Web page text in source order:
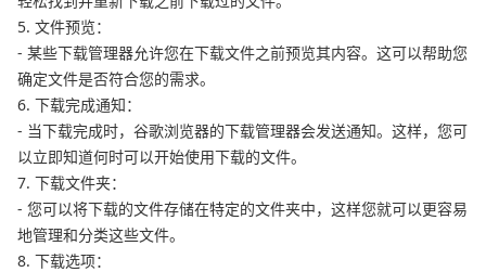
5. 文件预览：
- 某些下载管理器允许您在下载文件之前预览其内容。这可以帮助您
确定文件是否符合您的需求。
6. 下载完成通知：
- 当下载完成时，谷歌浏览器的下载管理器会发送通知。这样，您可
以立即知道何时可以开始使用下载的文件。
7. 下载文件夹：
- 您可以将下载的文件存储在特定的文件夹中，这样您就可以更容易
地管理和分类这些文件。
8. 下载选项：